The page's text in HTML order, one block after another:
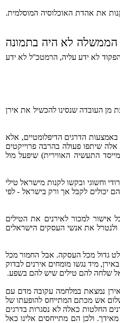
את אהדת האוכלוסיה המוסלמית.
לא היה בתמונה
לא ידע עליה, הרמטכ''ל לא ידע
העובדה שנסינו להכשיל את אירן
באמצעות הדרגים הדיפלומטיים, אלא
שיתפו פעולה בהרבה פרוייקטים
התעשיה האווירית) שיפעל מול
וחשוגי ובקשו לקנות מישראל טילי
יכולים לקבל אך ורק בישראל - לפי
אישור למכור לאירנים את הטילים
ולנטרל את אנשי העסקים הישראלים
גדול מכל העסקה. אבל החמור מכל
מיד נגשו מומחים אירנים לבדוק
שלחה להם טילים שיש להם בשפע.
נמצאת במלחמה עקובה מדם עם
אש מכתם המתייחס להופעתו של
החלטות כאלה לא נסגרות בדרגים
ולכן הם מתייחסים אלינו כאל